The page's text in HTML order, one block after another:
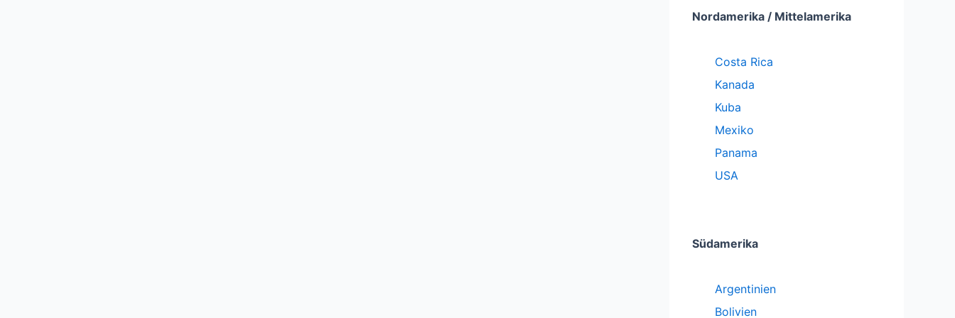
Nordamerika / Mittelamerika
Costa Rica
Kanada
Kuba
Mexiko
Panama
USA
Südamerika
Argentinien
Bolivien